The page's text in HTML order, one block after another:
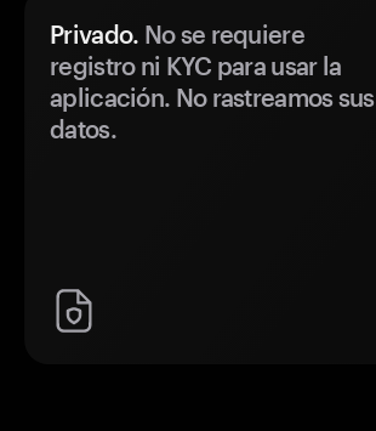
Privado. No se requiere
registro ni KYC para usar la
aplicación. No rastreamos sus
datos.